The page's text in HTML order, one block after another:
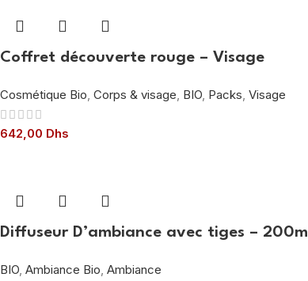
Coffret découverte rouge – Visage
Cosmétique Bio, Corps & visage, BIO, Packs, Visage
642,00 Dhs
Diffuseur D’ambiance avec tiges – 200ml
BIO Ambiance Bio Ambiance